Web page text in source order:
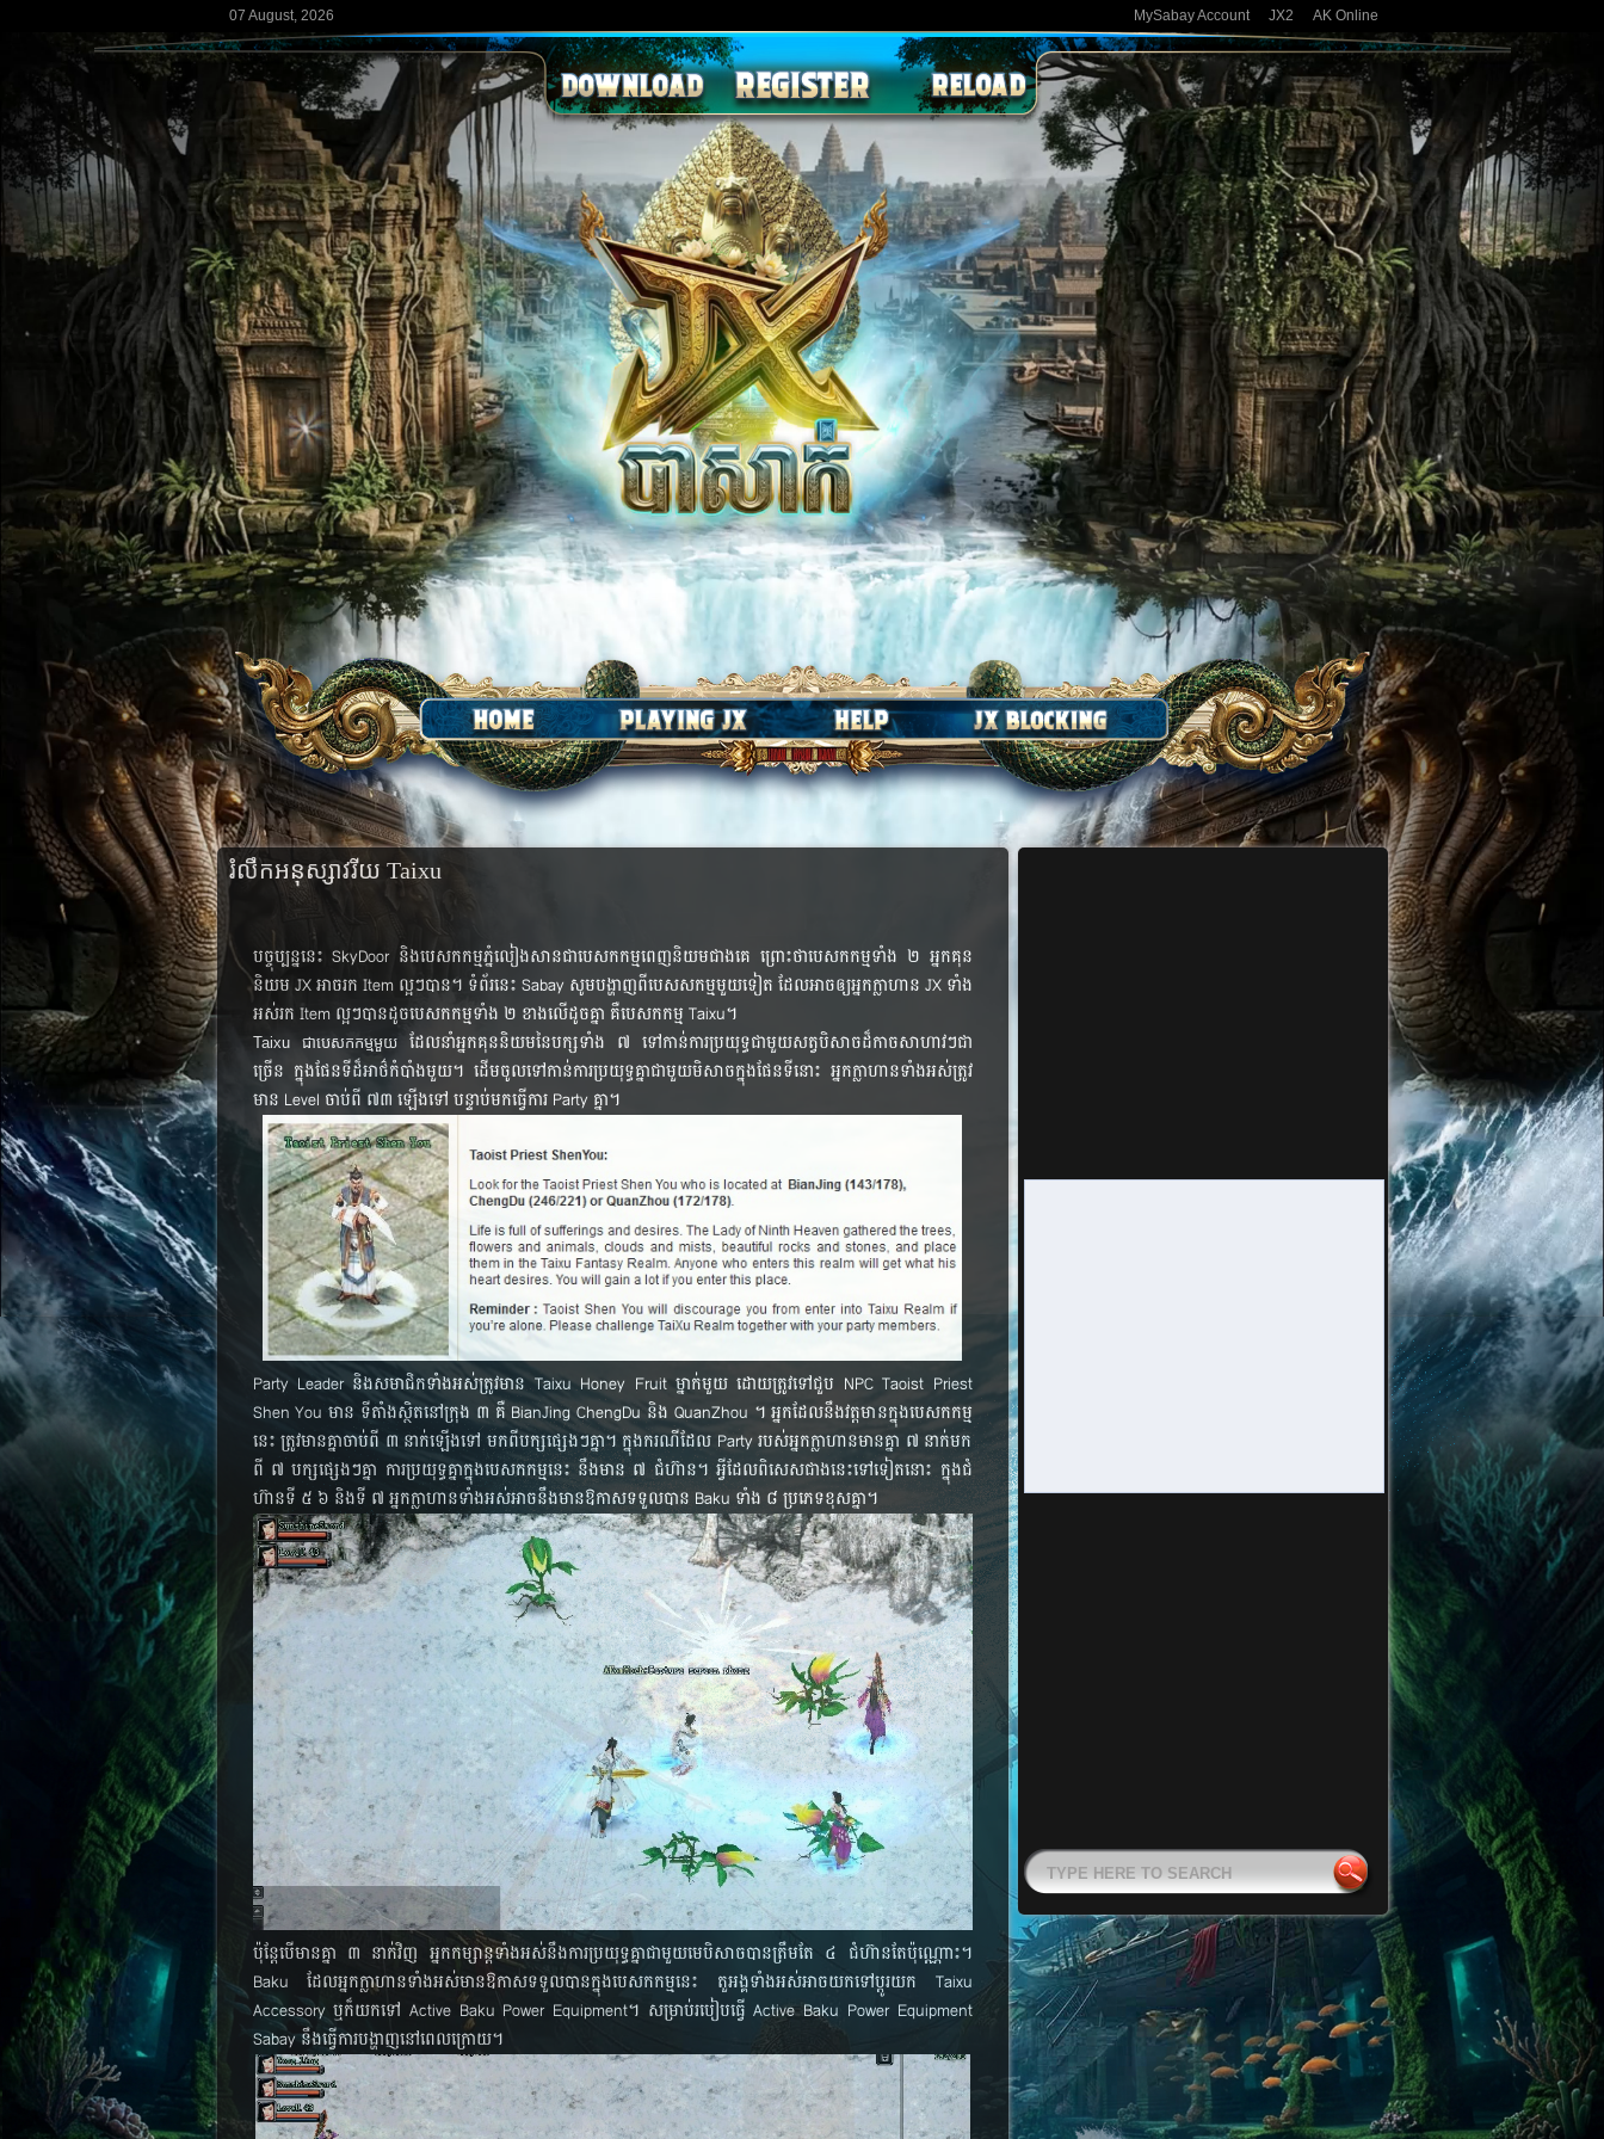
07 August, 2026 MySabay Account JX2 AK Online
រំលឹក​អនុស្សាវរីយ​ Taixu
បច្ចុប្បន្ន​នេះ SkyDoor និង​បេសកកម្ម​ភ្នំ​លៀងសាន​ជា​បេសកកម្ម​ពេញ​និយម​ជាង​គេ ព្រោះ​ថា​បេសកកម្ម​ទាំង​ ២ អ្នក​គុន​
និយម​ JX អាច​រក​ Item ល្អៗ​បាន។ ទំព័រ​នេះ Sabay សូម​បង្ហាញ​ពី​បេសសកម្ម​មួយ​ទៀត ដែល​អាច​ឲ្យ​អ្នក​ក្លាហាន​ JX ទាំង​
អស់​រក Item ល្អៗ​បាន​ដូច​បេសកកម្ម​ទាំង ២ ​ខាង​លើ​ដូច​គ្នា គឺ​បេសកកម្ម Taixu។
Taixu ជា​បេសកកម្ម​មួយ​ ដែល​នាំ​អ្នក​គុននិយម​នៃ​បក្ស​ទាំង ៧ ទៅ​កាន់​ការ​ប្រយុទ្ធ​ជាមួយ​សត្វ​បិសាច​ដ៏​កាច​សាហាវៗ​ជា​
ច្រើន ក្នុង​ផែន​ទី​ដ៏​អាថ៌កំបាំង​មួយ។ ដើម​ចូល​ទៅ​កាន់​ការ​ប្រយុទ្ធ​គ្នា​ជាមួយ​មិសាច​ក្នុង​ផែន​ទី​នោះ អ្នក​ក្លាហាន​ទាំង​អស់​ត្រូវ​
មាន​ Level ចាប់​ពី ៧៣ ឡើង​ទៅ បន្ទាប់​មក​ធ្វើ​ការ​ Party គ្នា​។
Party Leader និង​សមាជិក​ទាំង​អស់​ត្រូវ​មាន​ Taixu Honey Fruit ម្នាក់​មួយ​ ដោយ​ត្រូវ​ទៅ​ជួប NPC Taoist Priest
Shen You មាន ទី​តាំង​ស្ថិត​នៅ​ក្រុង​ ៣ គឺ BianJing ChengDu និង QuanZhou ។ អ្នក​ដែល​នឹង​វត្តមាន​ក្នុង​បេសកកម្ម​
នេះ ត្រូវ​មាន​គ្នា​ចាប់​ពី ៣ នាក់​ឡើង​ទៅ មក​ពី​បក្ស​ផ្សេងៗ​គ្នា។ ក្នុង​ករណី​ដែល​ Party របស់​អ្នក​ក្លាហាន​មាន​គ្នា ៧ នាក់​មក​
ពី ៧ បក្ស​ផ្សេងៗ​គ្នា ការ​ប្រយុទ្ធ​គ្នា​​ក្នុង​​បេសកកម្ម​នេះ នឹង​មាន ៧ ជំហ៊ាន។ អ្វី​ដែល​ពិសេស​ជាង​នេះ​ទៅ​ទៀត​នោះ ក្នុង​ជំ
ហ៊ាន​ទី ៥ ៦ និង​ទី ៧ អ្នក​ក្លាហាន​ទាំង​អស់​អាច​នឹង​មាន​ឱកាស​ទទួល​បាន Baku ទាំង ៨ ប្រភេទ​ខុស​គ្នា។
ប៉ុន្តែ​បើ​មាន​គ្នា ៣ នាក់​វិញ អ្នក​កម្សាន្ត​ទាំង​អស់​នឹង​ការ​ប្រយុទ្ធ​គ្នា​ជាមួយ​មេបិសាច​បាន​ត្រឹម​តែ​ ៤ ជំហ៊ាន​តែ​ប៉ុណ្ណោះ។
Baku ដែល​អ្នក​ក្លាហាន​ទាំង​អស់​មាន​ឱកាស​ទទួល​បាន​ក្នុង​​បេសកកម្ម​នេះ តួអង្គ​ទាំង​អស់​អាច​យក​ទៅ​ប្ដូរ​យក Taixu
Accessory ឬ​ក៏​យក​ទៅ Active Baku Power Equipment។ សម្រាប់​របៀប​ធ្វើ Active Baku Power Equipment
Sabay នឹង​ធ្វើ​ការ​បង្ហាញ​នៅ​ពេល​ក្រោយ។